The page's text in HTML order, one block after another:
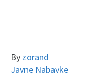
By zorand
Javne Nabavke